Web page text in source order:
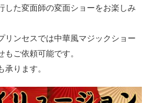
した変面師の変面ショーをお楽しみ
リンセスでは中華風マジックショー
もご依頼可能です。
承ります。